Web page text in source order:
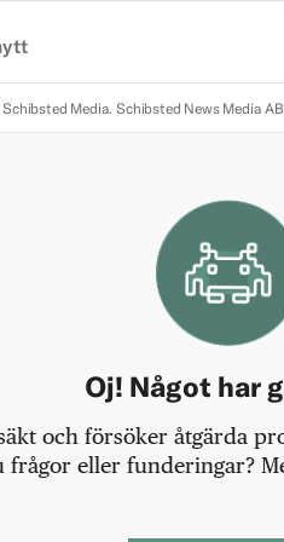
Media. Schibsted News Media
Oj! Något har
och försöker åtgärda
frågor eller funderingar?